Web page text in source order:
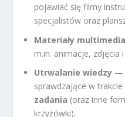
pojawiać się filmy
specjalistów oraz
Materiały
m.in. animacje, zdjęcia
Utrwalanie wiedzy —
sprawdzające w
zadania (oraz inne
krzyżówki).